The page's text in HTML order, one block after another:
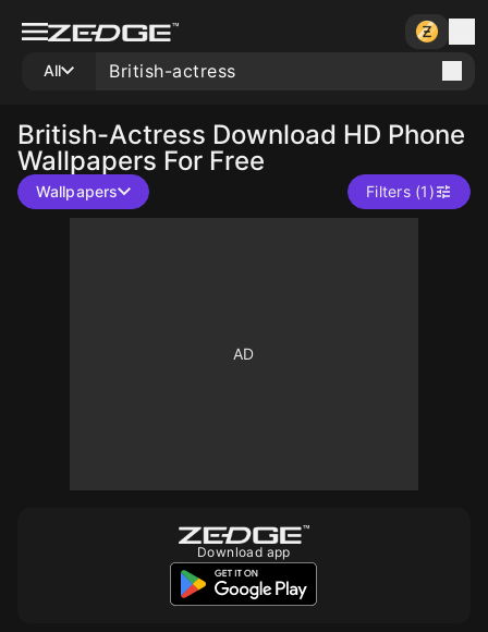
All
British-Actress Download HD Phone
Wallpapers For Free
Wallpapers Filters (1)
Download app